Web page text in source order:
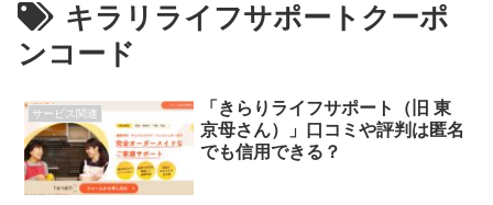
キラリライフサポートクーポ
ンコード
サービス関連
「きらりライフサポート（旧 東
京母さん）」口コミや評判は匿名
でも信用できる？